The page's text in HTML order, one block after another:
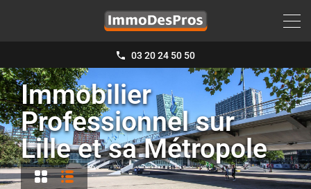
03 20 24 50 50
Immobilier
Professionnel sur
Lille et sa Métropole